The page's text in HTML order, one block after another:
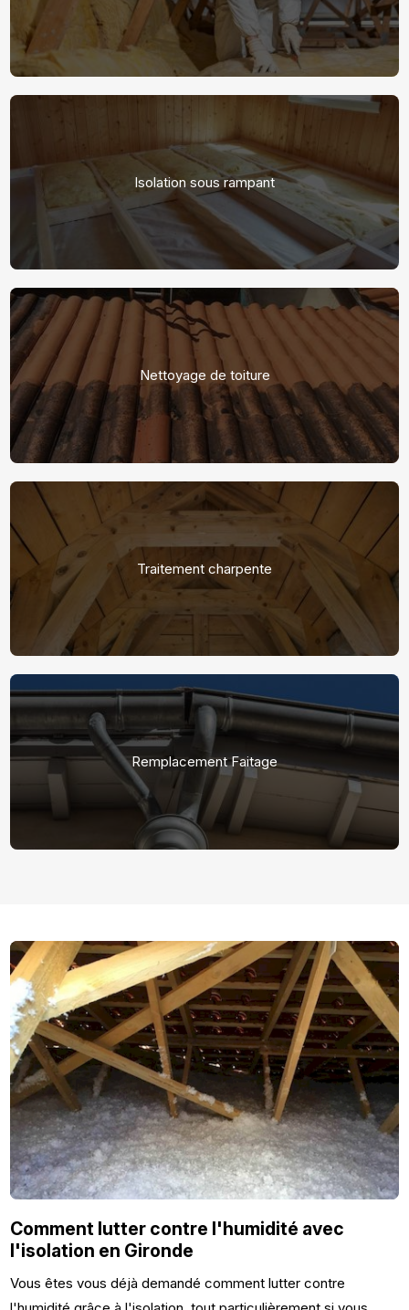
Isolation sous rampant
Nettoyage de toiture
Traitement charpente
Remplacement Faitage
Comment lutter contre l'humidité avec
l'isolation en Gironde
Vous êtes vous déjà demandé comment lutter contre